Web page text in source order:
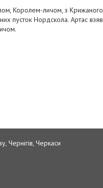
Королем-личом, з
пусток Нордскола. Артас
Чернігів, Черкаси